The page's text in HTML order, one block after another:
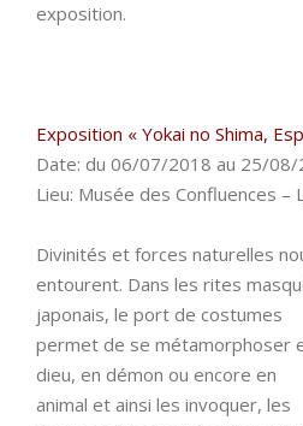
exposition.
Exposition « Yokai no Shima,
Date: du 06/07/2018 au 25/08/
Lieu: Musée des Confluences –
Divinités et forces naturelles
entourent. Dans les rites
japonais, le port de costumes
permet de se métamorphoser
dieu, en démon ou encore en
animal et ainsi les invoquer, les